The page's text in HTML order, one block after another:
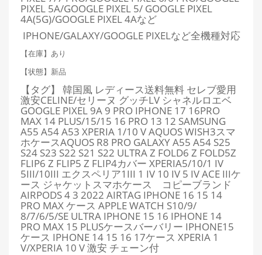
PIXEL 5A/GOOGLE PIXEL 5/ GOOGLE PIXEL
4A(5G)/GOOGLE PIXEL 4Aなど
IPHONE/GALAXY/GOOGLE PIXELなど全機種対応
【在庫】あり
【状態】新品
【タグ】 韓国風 レディース送料無料 セレブ愛用
激安CELINE/セリーヌ グッチLV シャネルロエベ
GOOGLE PIXEL 9A 9 PRO IPHONE 17 16PRO
MAX 14 PLUS/15/15 16 PRO 13 12 SAMSUNG
A55 A54 A53 XPERIA 1/10 V AQUOS WISH3スマ
ホケースAQUOS R8 PRO GALAXY A55 A54 S25
S24 S23 S22 S21 S22 ULTRA Z FOLD6 Z FOLD5Z
FLIP6 Z FLIP5 Z FLIP4カバー XPERIA5/10/1 IV
5III/10III エクスペリア1III 1 IV 10 IV 5 IV ACE IIIケ
ース ジャケットスマホケース コピーブランド
AIRPODS 4 3 2022 AIRTAG IPHONE 16 15 14
PRO MAX ケース APPLE WATCH S10/9/
8/7/6/5/SE ULTRA IPHONE 15 16 IPHONE 14
PRO MAX 15 PLUSケースバーバリー IPHONE15
ケース IPHONE 14 15 16 17ケース XPERIA 1
V/XPERIA 10 V 激安 チェーン付